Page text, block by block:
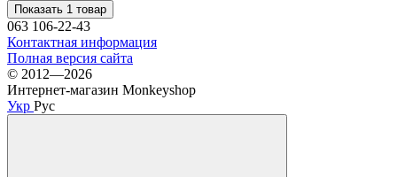
Показать 1 товар
063 106-22-43
Контактная информация
Полная версия сайта
© 2012—2026
Интернет-магазин Monkeyshop
Укр Рус